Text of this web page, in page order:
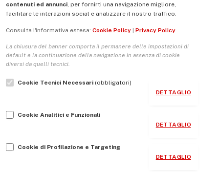
La Nostra Storia
Le Copertine
L’Associazione
Indirizzo Socio Politico Culturale
Guida per le autrici e gli autori
contenuti ed annunci, per fornirti una navigazione migliore,
facilitare le interazioni social e analizzare il nostro traffico.
Consulta l'informativa estesa: Cookie Policy Privacy Policy
La chiusura del banner comporta il permanere delle impostazioni di
default e la continuazione della navigazione in assenza di cookie
diversi da quelli tecnici.
Cookie Tecnici Necessari (obbligatori)
DETTAGLIO
Cookie Analitici e Funzionali
DETTAGLIO
Cookie di Profilazione e Targeting
DETTAGLIO